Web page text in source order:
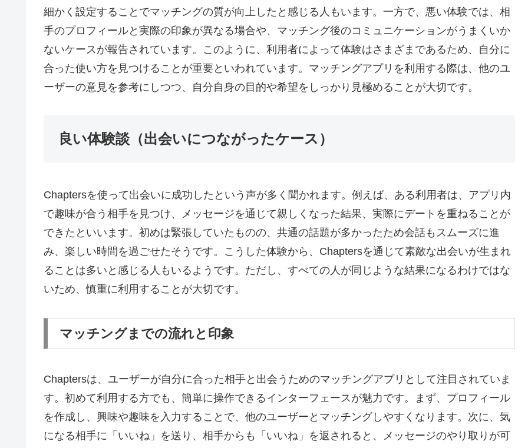
細かく設定することでマッチングの質が向上したと感じる人もいます。一方で、悪い体験では、相
手のプロフィールと実際の印象が異なる場合や、マッチング後のコミュニケーションがうまくいか
ないケースが報告されています。このように、利用者によって体験はさまざまであるため、自分に
合った使い方を見つけることが重要といわれています。マッチングアプリを利用する際は、他のユ
ーザーの意見を参考にしつつ、自分自身の目的や希望をしっかり見極めることが大切です。
良い体験談（出会いにつながったケース）
Chaptersを使って出会いに成功したという声が多く聞かれます。例えば、ある利用者は、アプリ内
で趣味が合う相手を見つけ、メッセージを通じて親しくなった結果、実際にデートを重ねることが
できたといいます。初めは緊張していたものの、共通の話題が多かったため会話もスムーズに進
み、楽しい時間を過ごせたそうです。こうした体験から、Chaptersを通じて素敵な出会いが生まれ
ることは多いと感じる人もいるようです。ただし、すべての人が同じような結果になるわけではな
いため、慎重に利用することが大切です。
マッチングまでの流れと印象
Chaptersは、ユーザーが自分に合った相手と出会うためのマッチングアプリとして注目されていま
す。初めて利用する方でも、簡単に操作できるインターフェースが魅力です。まず、プロフィール
を作成し、興味や趣味を入力することで、他のユーザーとマッチングしやすくなります。次に、気
になる相手に「いいね」を送り、相手からも「いいね」を返されると、メッセージのやり取りが可